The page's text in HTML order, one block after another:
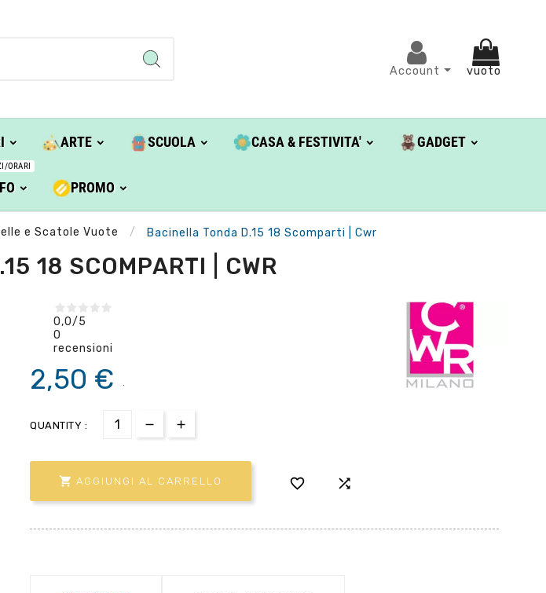
Account vuoto
ARTE SCUOLA CASA & FESTIVITA' GADGET
ORARI
PROMO
e Scatole Vuote Bacinella Tonda D.15 18 Scomparti | Cwr
18 SCOMPARTI | CWR
0,0/5
0
recensioni
2,50 €
QUANTITY :
 AGGIUNGI AL CARRELLO  